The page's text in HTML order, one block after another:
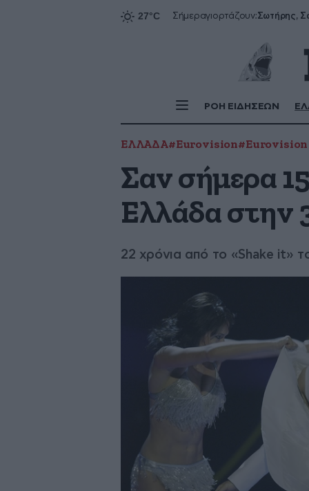
Σήμεραγιορτάζουν:
ΡΟΗ ΕΙΔΗΣΕΩΝ
ΕΛΛΑΔΑ#Eurovision#Eurovision
Σαν σήμερα
Ελλάδα στην
22 χρόνια από το «Shake it»